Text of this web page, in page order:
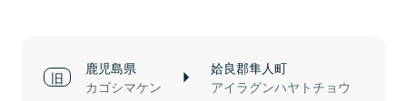
鹿児島県
カゴシマケン
姶良郡隼人町
アイラグンハヤトチョウ